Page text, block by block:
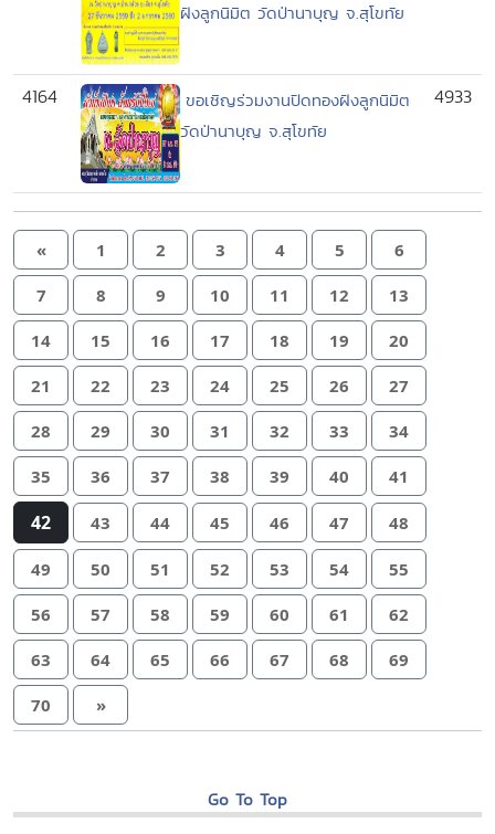
ฝังลูกนิมิต วัดป่านาบุญ จ.สุโขทัย
4164
ขอเชิญร่วมงานปิดทองฝังลูกนิมิต
วัดป่านาบุญ จ.สุโขทัย
4933
« 1 2 3 4 5 6
7 8 9 10 11 12 13
14 15 16 17 18 19 20
21 22 23 24 25 26 27
28 29 30 31 32 33 34
35 36 37 38 39 40 41
42 43 44 45 46 47 48
49 50 51 52 53 54 55
56 57 58 59 60 61 62
63 64 65 66 67 68 69
70 »
Go To Top